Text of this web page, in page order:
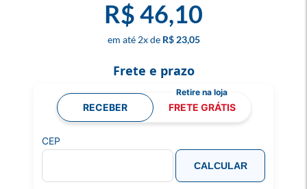
R$ 46,10
2x R$ 23,05
Frete e prazo
RECEBER FRETE GRÁTIS
CEP
CALCULAR